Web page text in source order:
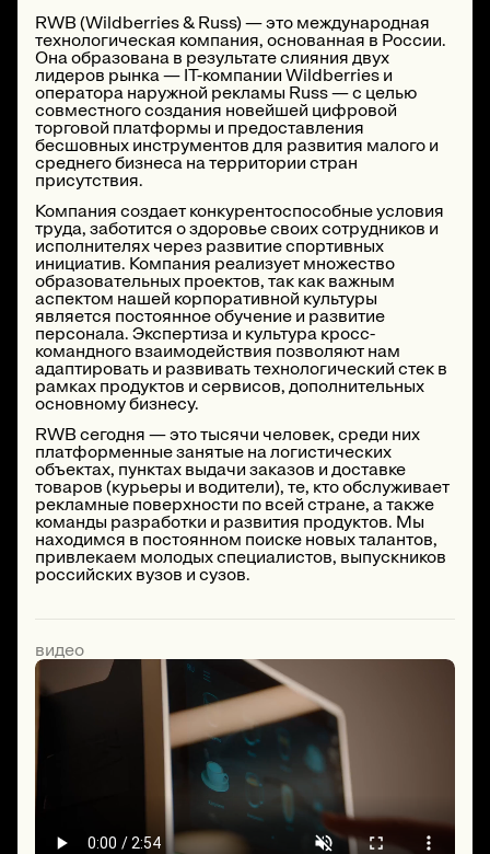
RWB (Wildberries & Russ) — это международная
технологическая компания, основанная в России.
Она образована в результате слияния двух
лидеров рынка — IT-компании Wildberries и
оператора наружной рекламы Russ — с целью
совместного создания новейшей цифровой
торговой платформы и предоставления
бесшовных инструментов для развития малого и
среднего бизнеса на территории стран
присутствия.
Компания создает конкурентоспособные условия
труда, заботится о здоровье своих сотрудников и
исполнителях через развитие спортивных
инициатив. Компания реализует множество
образовательных проектов, так как важным
аспектом нашей корпоративной культуры
является постоянное обучение и развитие
персонала. Экспертиза и культура кросс-
командного взаимодействия позволяют нам
адаптировать и развивать технологический стек в
рамках продуктов и сервисов, дополнительных
основному бизнесу.
RWB сегодня — это тысячи человек, среди них
платформенные занятые на логистических
объектах, пунктах выдачи заказов и доставке
товаров (курьеры и водители), те, кто обслуживает
рекламные поверхности по всей стране, а также
команды разработки и развития продуктов. Мы
находимся в постоянном поиске новых талантов,
привлекаем молодых специалистов, выпускников
российских вузов и сузов.
видео